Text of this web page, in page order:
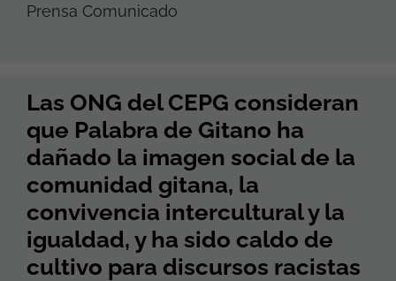
Prensa Comunicado
Las ONG del CEPG consideran
que Palabra de Gitano ha
dañado la imagen social de la
comunidad gitana, la
convivencia intercultural y la
igualdad, y ha sido caldo de
cultivo para discursos racistas